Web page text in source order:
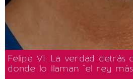
Felipe VI: La verdad detrás
donde lo llaman "el rey